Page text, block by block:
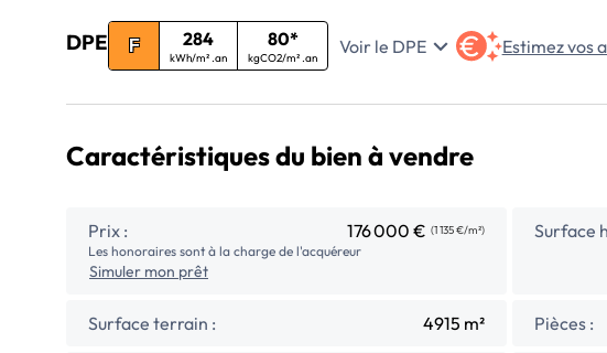
DPE F 284
kWh/m² .an
80*
kgCO2/m² .an
Voir le DPE Estimez vos
Caractéristiques du bien à vendre
Prix : 176 000 € (1 135 €/m²)
Les honoraires sont à la charge de l'acquéreur
Simuler mon prêt
Surface
Surface terrain : 4915 m² Pièces :